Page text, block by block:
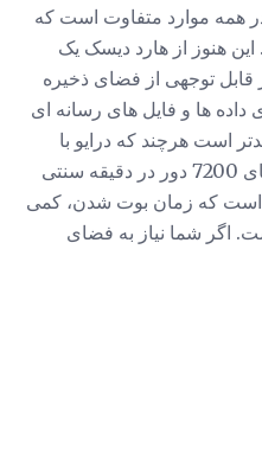
همه موارد متفاوت است که
هنوز از هارد دیسک یک
قابل توجهی از فضای ذخیره
داده ها و فایل های رسانه ای
است هرچند که درایو با
سرعت 5400 دور در دقیقه به جای 7200 دور در دقیقه سنتی
است که زمان بوت شدن، کمی
اگر شما نیاز به فضای